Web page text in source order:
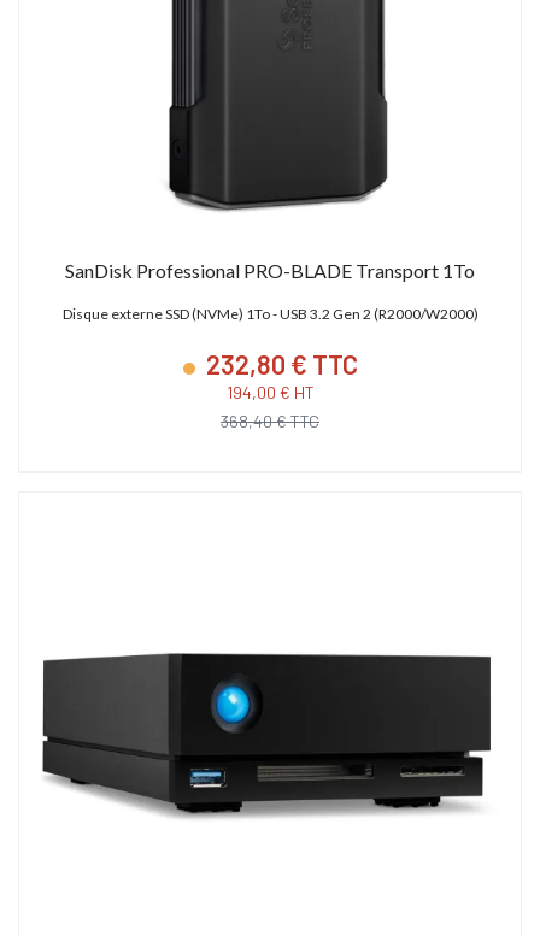
SanDisk Professional PRO-BLADE Transport 1To
Disque externe SSD (NVMe) 1To - USB 3.2 Gen 2 (R2000/W2000)
232,80 € TTC
194,00 € HT
368,40 € TTC